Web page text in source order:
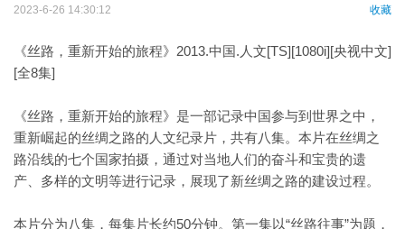
收藏
2023-6-26 14:30:12
《丝路，重新开始的旅程》2013.中国.人文[TS][1080i][央视中文]
[全8集]
《丝路，重新开始的旅程》是一部记录中国参与到世界之中，
重新崛起的丝绸之路的人文纪录片，共有八集。本片在丝绸之
路沿线的七个国家拍摄，通过对当地人们的奋斗和宝贵的遗
产、多样的文明等进行记录，展现了新丝绸之路的建设过程。
本片分为八集，每集片长约50分钟。第一集以“丝路往事”为题，